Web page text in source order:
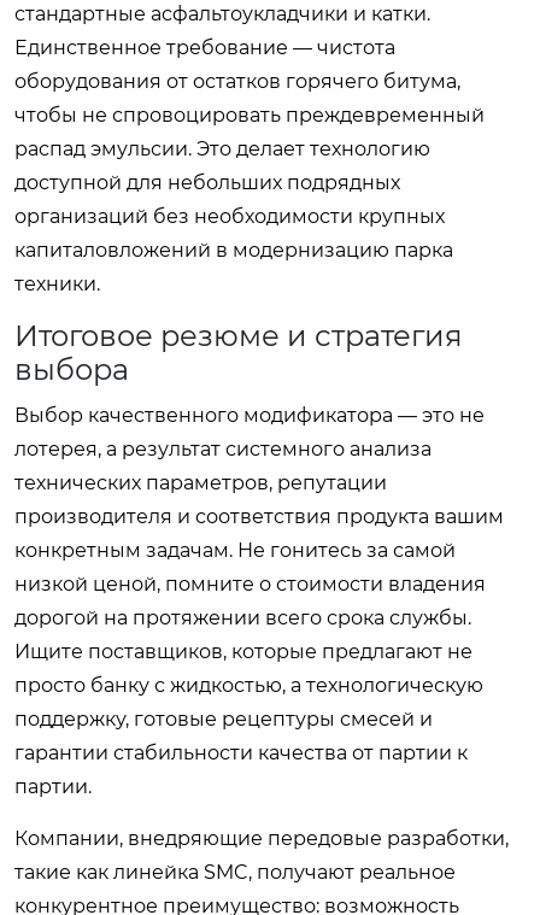
стандартные асфальтоукладчики и катки.
Единственное требование — чистота
оборудования от остатков горячего битума,
чтобы не спровоцировать преждевременный
распад эмульсии. Это делает технологию
доступной для небольших подрядных
организаций без необходимости крупных
капиталовложений в модернизацию парка
техники.
Итоговое резюме и стратегия
выбора
Выбор качественного модификатора — это не
лотерея, а результат системного анализа
технических параметров, репутации
производителя и соответствия продукта вашим
конкретным задачам. Не гонитесь за самой
низкой ценой, помните о стоимости владения
дорогой на протяжении всего срока службы.
Ищите поставщиков, которые предлагают не
просто банку с жидкостью, а технологическую
поддержку, готовые рецептуры смесей и
гарантии стабильности качества от партии к
партии.
Компании, внедряющие передовые разработки,
такие как линейка SMC, получают реальное
конкурентное преимущество: возможность